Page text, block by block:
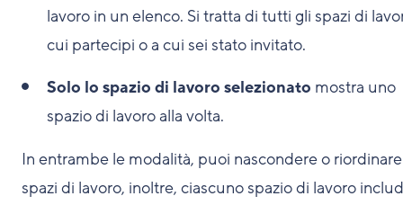
lavoro in un elenco. Si tratta di tutti gli spazi di
cui partecipi o a cui sei stato invitato.
Solo lo spazio di lavoro selezionato mostra uno
spazio di lavoro alla volta.
In entrambe le modalità, puoi nascondere o
spazi di lavoro, inoltre, ciascuno spazio di lavoro